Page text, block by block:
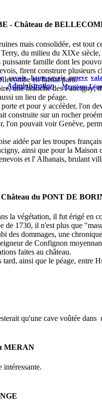
savoie haute-savoie geneve
Administration Mentions
- Château de
mais consolidée, est tout
Terry, du milieu du XIXe
famille dont les
firent construre plusieurs
en faisiat parti.
une branche des Faucigny;
un lieu de péage.
et pour y accéèder, l'on
construite sur un rocher
l'on pouvait voir Genève,
aidée par les troupes
ainsi que pour la Maison
et l' Albanais, brulant
du PONT DE
la végétation, il fut érigé en
de 1730, il n'est plus que
des dommages, une
de Confignon
faites au château.
tard, ainsi que le péage, entre
qu'une cave voûtée dans
MERAN